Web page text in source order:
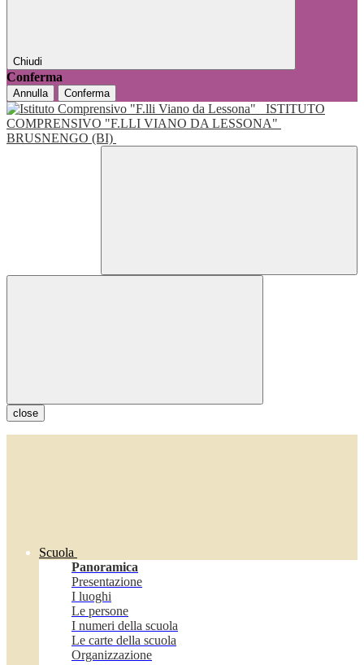
Chiudi
Conferma
Annulla Conferma
ISTITUTO
COMPRENSIVO "F.LLI VIANO DA LESSONA"
BRUSNENGO (BI)
close
Scuola
Panoramica
Presentazione
I luoghi
Le persone
I numeri della scuola
Le carte della scuola
Organizzazione